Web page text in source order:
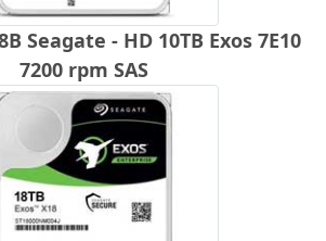
Seagate - HD 10TB Exos 7E10
7200 rpm SAS